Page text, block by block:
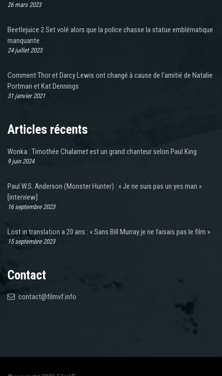
26 mars 2023
Beetlejuice 2 Set volé alors que la police chasse la statue emblématique
manquante
24 juillet 2023
Comment Thor et Darcy Lewis ont changé à cause de l’amitié de Natalie
Portman et Kat Dennings
31 janvier 2021
Articles récents
Wonka : Timothée Chalamet est un grand chanteur selon Paul King
9 juin 2024
Paul W.S. Anderson (Monster Hunter) : « Je ne suis pas un yes man »
[interview]
16 septembre 2023
Lost in translation a 20 ans : « Sans Bill Murray je ne faisais pas le film »
15 septembre 2023
Contact
contact@filmvf.info